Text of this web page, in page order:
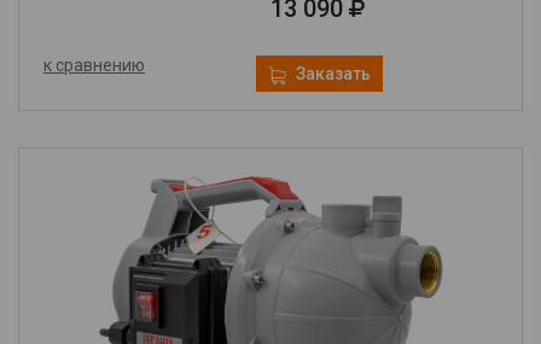
13 090
к сравнению Заказать